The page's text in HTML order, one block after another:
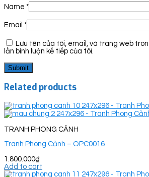
Name *
Email *
Lưu tên của tôi, email, và trang web
lần bình luận kế tiếp của tôi.
Related products
TRANH PHONG CẢNH
Tranh Phong Cảnh – OPC0016
1.800.000₫
Add to cart